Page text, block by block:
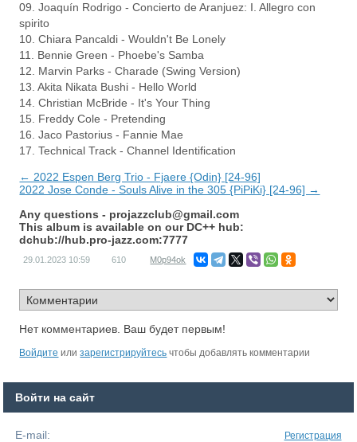
09. Joaquín Rodrigo - Concierto de Aranjuez: I. Allegro con
spirito
10. Chiara Pancaldi - Wouldn't Be Lonely
11. Bennie Green - Phoebe's Samba
12. Marvin Parks - Charade (Swing Version)
13. Akita Nikata Bushi - Hello World
14. Christian McBride - It's Your Thing
15. Freddy Cole - Pretending
16. Jaco Pastorius - Fannie Mae
17. Technical Track - Channel Identification
← 2022 Espen Berg Trio - Fjaere {Odin} [24-96]
2022 Jose Conde - Souls Alive in the 305 {PiPiKi} [24-96] →
Any questions - projazzclub@gmail.com
This album is available on our DC++ hub:
dchub://hub.pro-jazz.com:7777
29.01.2023 10:59 610 M0p94ok
Нет комментариев. Ваш будет первым!
Войдите илизарегистрируйтесь чтобы добавлять комментарии
Войти на сайт
E-mail: Регистрация